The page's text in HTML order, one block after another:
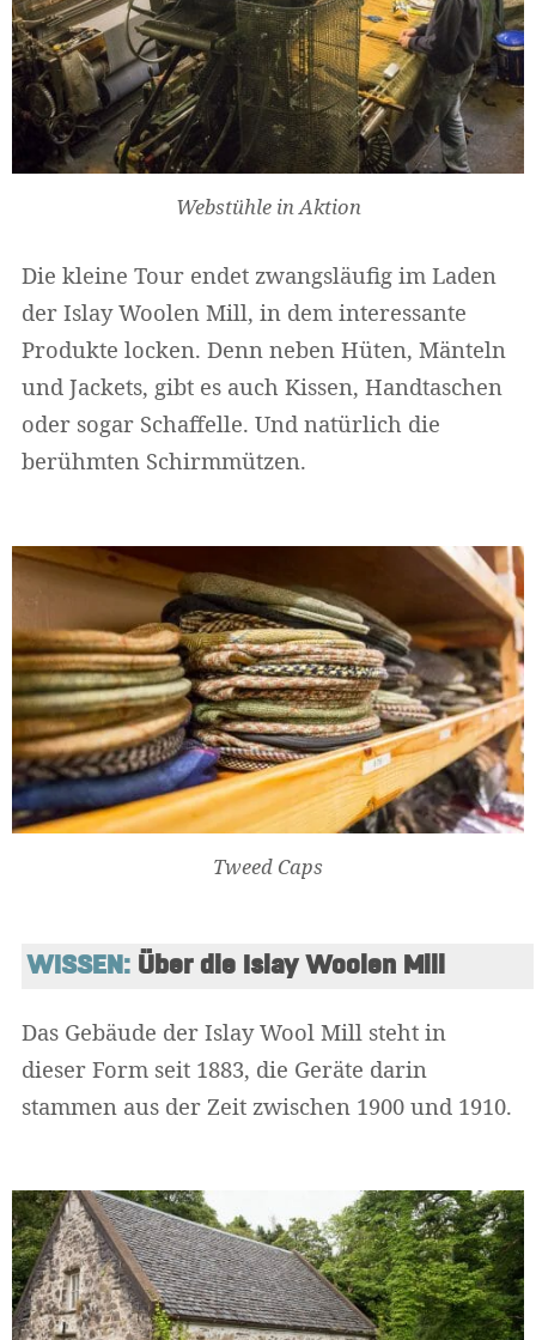
Webstühle in Aktion
Die kleine Tour endet zwangsläufig im Laden
der Islay Woolen Mill, in dem interessante
Produkte locken. Denn neben Hüten, Mänteln
und Jackets, gibt es auch Kissen, Handtaschen
oder sogar Schaffelle. Und natürlich die
berühmten Schirmmützen.
Tweed Caps
WISSEN: Über die Islay Woolen Mill
Das Gebäude der Islay Wool Mill steht in
dieser Form seit 1883, die Geräte darin
stammen aus der Zeit zwischen 1900 und 1910.
Widerrufsformular
Widerruf bestätigen